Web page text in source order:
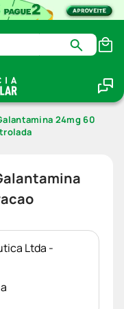
24mg 60
Ltda -